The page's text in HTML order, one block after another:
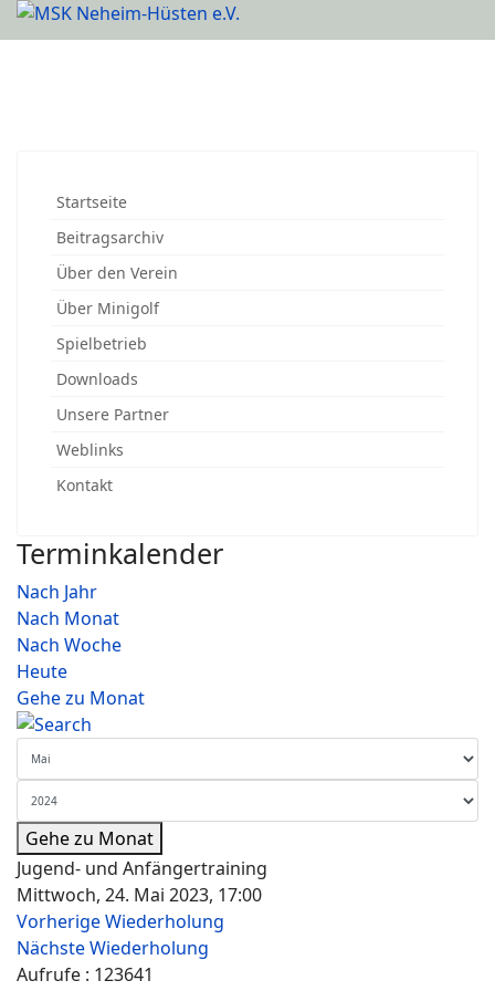
Startseite
Beitragsarchiv
Über den Verein
Über Minigolf
Spielbetrieb
Downloads
Unsere Partner
Weblinks
Kontakt
Terminkalender
Nach Jahr
Nach Monat
Nach Woche
Heute
Gehe zu Monat
Gehe zu Monat
Jugend- und Anfängertraining
Mittwoch, 24. Mai 2023, 17:00
Vorherige Wiederholung
Nächste Wiederholung
Aufrufe : 123641